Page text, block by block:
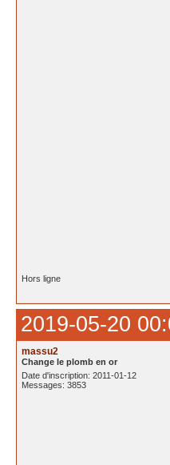
Hors ligne
2019-05-20
massu2
Change le plomb en or
Date d'inscription: 2011-01-12
Messages: 3853